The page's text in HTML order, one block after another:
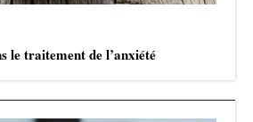
le traitement de l’anxiété